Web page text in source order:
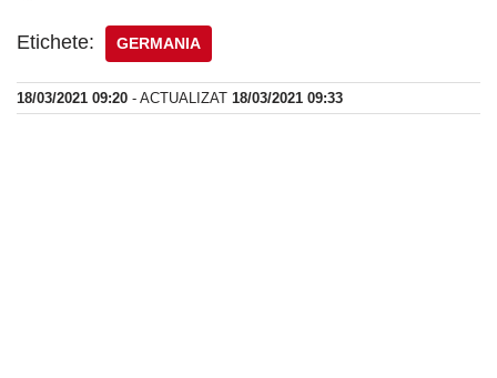
Etichete: GERMANIA
18/03/2021 09:20 - ACTUALIZAT 18/03/2021 09:33